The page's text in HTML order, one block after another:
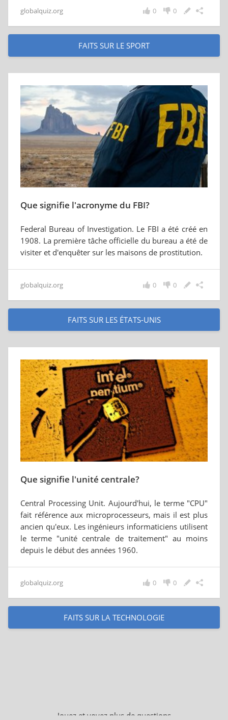
globalquiz.org 0
0
FAITS SUR LE SPORT
Que signifie l'acronyme du FBI?
Federal Bureau of Investigation. Le FBI a été créé en
1908. La première tâche officielle du bureau a été de
visiter et d'enquêter sur les maisons de prostitution.
globalquiz.org 0
0
FAITS SUR LES ÉTATS-UNIS
Que signifie l'unité centrale?
Central Processing Unit. Aujourd'hui, le terme "CPU"
fait référence aux microprocesseurs, mais il est plus
ancien qu'eux. Les ingénieurs informaticiens utilisent
le terme "unité centrale de traitement" au moins
depuis le début des années 1960.
globalquiz.org 0
0
FAITS SUR LA TECHNOLOGIE
Jouez et voyez plus de questions